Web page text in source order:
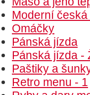
Moderní
Omáčky
Pánská jízda
Pánská jízda -
Paštiky a
Retro menu - 1